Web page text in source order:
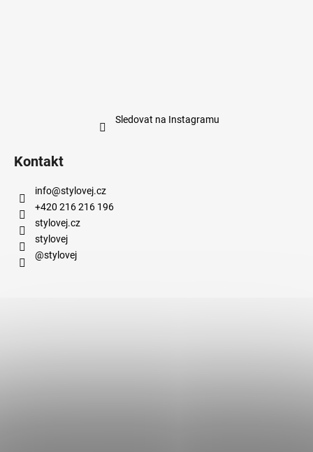
Sledovat na Instagramu
Kontakt
info@stylovej.cz
+420 216 216 196
stylovej.cz
stylovej
@stylovej